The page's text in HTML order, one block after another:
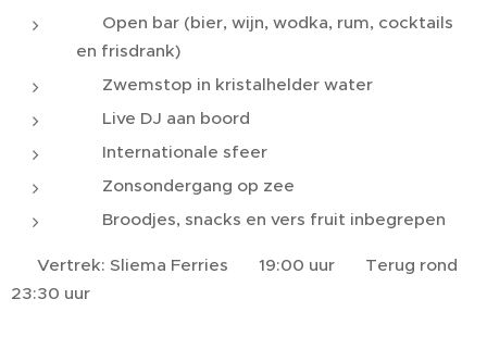
✅ Open bar (bier, wijn, wodka, rum, cocktails
en frisdrank)
✅ Zwemstop in kristalhelder water
✅ Live DJ aan boord
✅ Internationale sfeer
✅ Zonsondergang op zee
✅ Broodjes, snacks en vers fruit inbegrepen
📍 Vertrek: Sliema Ferries 🕖 19:00 uur 🕦 Terug rond
23:30 uur